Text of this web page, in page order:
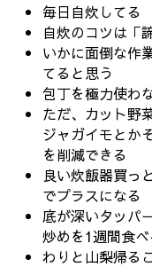
毎日自炊してる
自炊のコツは「
いかに面倒な作
てると思う
包丁を極力使わ
ただ、カット野
ジャガイモとか
を削減できる
良い炊飯器買っ
でプラスになる
底が深いタッパ
炒めを1週間食
わりと山梨帰る